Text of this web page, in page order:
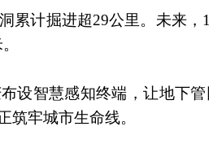
累计掘进超29公里。未来，
设智慧感知终端，让地下
牢城市生命线。